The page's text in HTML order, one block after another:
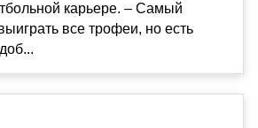
карьере. – Самый
все трофеи, но есть